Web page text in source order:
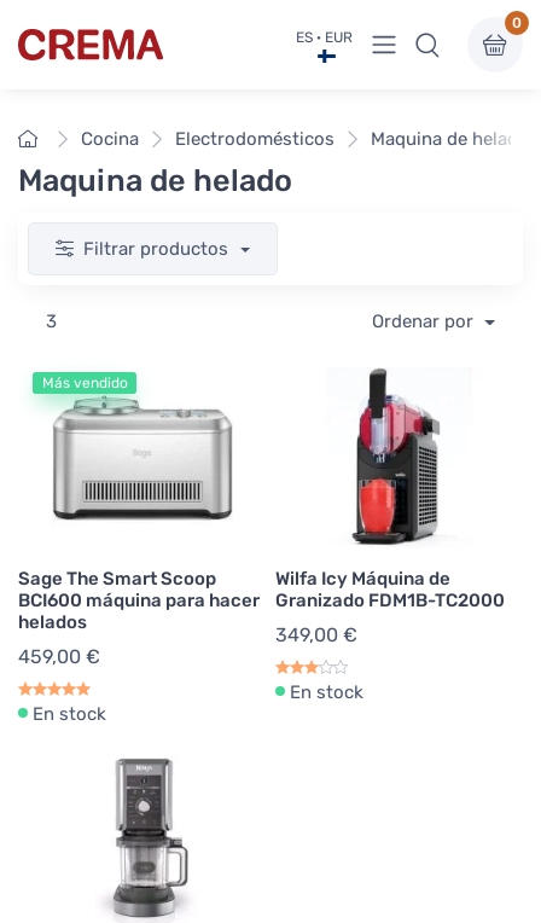
Crema ES · EUR Ver menú
0
InicioCocina Electrodomésticos Maquina de helado
Maquina de helado
Filtrar productos
3 Ordenar por
Más vendido
Sage The Smart Scoop
BCI600 máquina para hacer
helados
459,00 €
En stock
Wilfa Icy Máquina de
Granizado FDM1B-TC2000
349,00 €
En stock